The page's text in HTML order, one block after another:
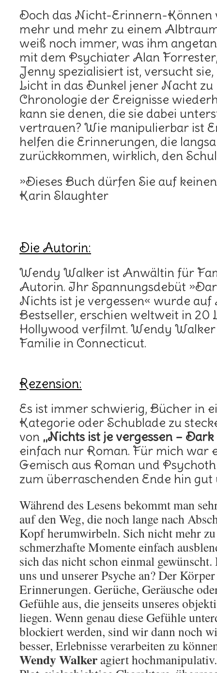
Doch das Nicht-Erinnern-
mehr und mehr zu einem
weiß noch immer, was ihm
mit dem Psychiater Alan
Jenny spezialisiert ist, versucht
Licht in das Dunkel jener Nacht zu
Chronologie der Ereignisse
kann sie denen, die sie dabei
vertrauen? Wie manipulierbar ist
helfen die Erinnerungen, die
zurückkommen, wirklich, den
»Dieses Buch dürfen Sie auf
Karin Slaughter
Die Autorin:
Wendy Walker ist Anwältin für
Autorin. Ihr Spannungsdebüt
Nichts ist je vergessen« wurde auf
Bestseller, erschien weltweit in
Hollywood verfilmt. Wendy
Familie in Connecticut.
Rezension:
Es ist immer schwierig, Bücher in
Kategorie oder Schublade zu
von „Nichts ist je vergessen –
einfach nur Roman. Für mich war
Gemisch aus Roman und
zum überraschenden Ende hin
Während des Lesens bekommt man
auf den Weg, die noch lange nach
Kopf herumwirbeln. Sich nicht mehr
schmerzhafte Momente einfach
sich das nicht schon einmal
uns und unserer Psyche an? Der
Erinnerungen. Gerüche, Geräusche
Gefühle aus, die jenseits unseres
liegen. Wenn genau diese Gefühle
blockiert werden, sind wir dann noch
besser, Erlebnisse verarbeiten zu
Wendy Walker agiert